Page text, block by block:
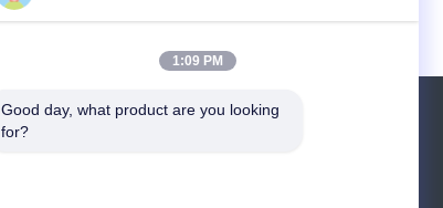
Vraag een offerte aan
1:09 PM
Good day, what product are you looking
for?